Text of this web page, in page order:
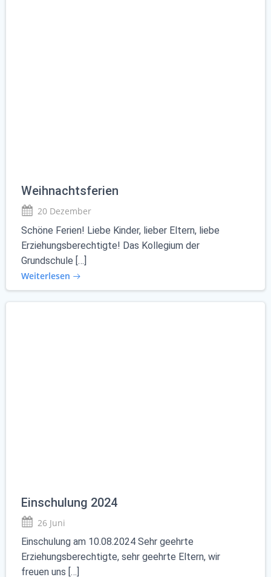
Weihnachtsferien
20 Dezember
Schöne Ferien! Liebe Kinder, lieber Eltern, liebe
Erziehungsberechtigte! Das Kollegium der
Grundschule […]
Weiterlesen
Einschulung 2024
26 Juni
Einschulung am 10.08.2024 Sehr geehrte
Erziehungsberechtigte, sehr geehrte Eltern, wir
freuen uns […]